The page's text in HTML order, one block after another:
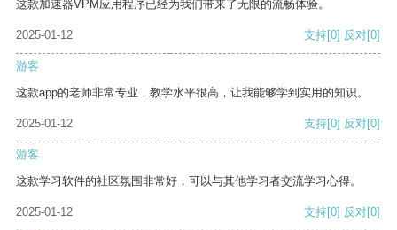
这款加速器VPM应用程序已经为我们带来了无限的流畅体验。
2025-01-12 支持[0] 反对[0]
游客
这款app的老师非常专业，教学水平很高，让我能够学到实用的知识。
2025-01-12 支持[0] 反对[0]
游客
这款学习软件的社区氛围非常好，可以与其他学习者交流学习心得。
2025-01-12 支持[0] 反对[0]